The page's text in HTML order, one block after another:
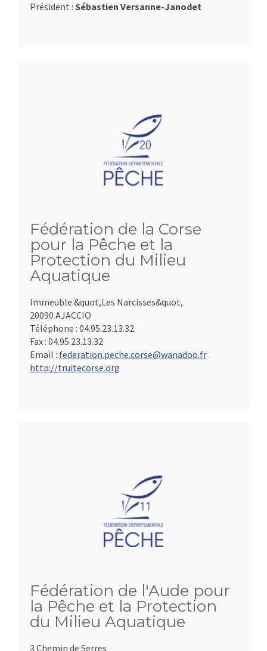
Président : Sébastien Versanne-Janodet
Fédération de la Corse
pour la Pêche et la
Protection du Milieu
Aquatique
Immeuble &quot,Les Narcisses&quot,
20090 AJACCIO
Téléphone : 04.95.23.13.32
Fax : 04.95.23.13.32
Email : federation.peche.corse@wanadoo.fr
http://truitecorse.org
Fédération de l'Aude pour
la Pêche et la Protection
du Milieu Aquatique
3 Chemin de Serres